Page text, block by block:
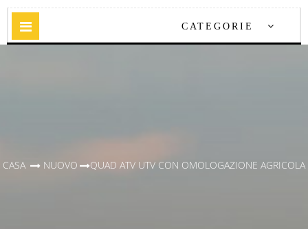
CATEGORIE
Navigazione
Toggle
CASA > NUOVO > QUAD ATV UTV CON OMOLOGAZIONE AGRICOLA